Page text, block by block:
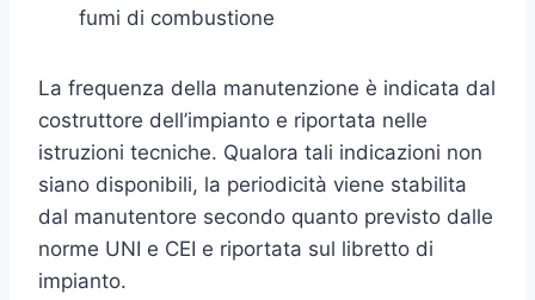
fumi di combustione
La frequenza della manutenzione è indicata dal
costruttore dell’impianto e riportata nelle
istruzioni tecniche. Qualora tali indicazioni non
siano disponibili, la periodicità viene stabilita
dal manutentore secondo quanto previsto dalle
norme UNI e CEI e riportata sul libretto di
impianto.